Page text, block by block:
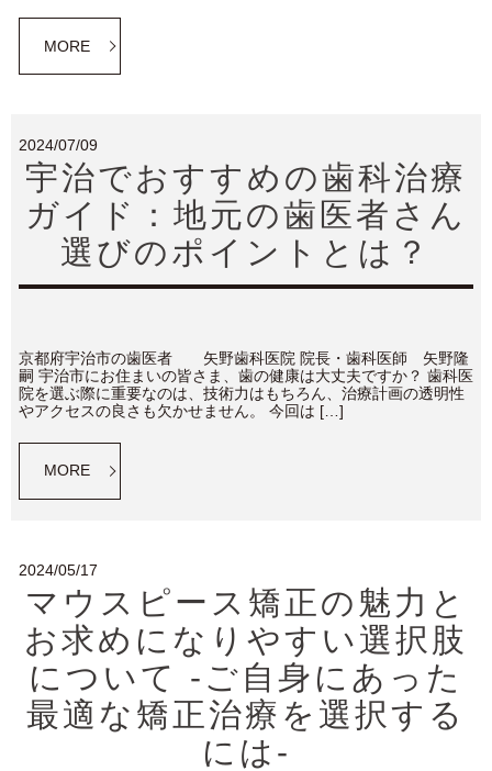
MORE
2024/07/09
宇治でおすすめの歯科治療
ガイド：地元の歯医者さん
選びのポイントとは？
京都府宇治市の歯医者 矢野歯科医院 院長・歯科医師 矢野隆
嗣 宇治市にお住まいの皆さま、歯の健康は大丈夫ですか？ 歯科医
院を選ぶ際に重要なのは、技術力はもちろん、治療計画の透明性
やアクセスの良さも欠かせません。 今回は […]
MORE
2024/05/17
マウスピース矯正の魅力と
お求めになりやすい選択肢
について -ご自身にあった
最適な矯正治療を選択する
には-